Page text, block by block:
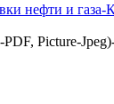
нефти и газа-
Picture-